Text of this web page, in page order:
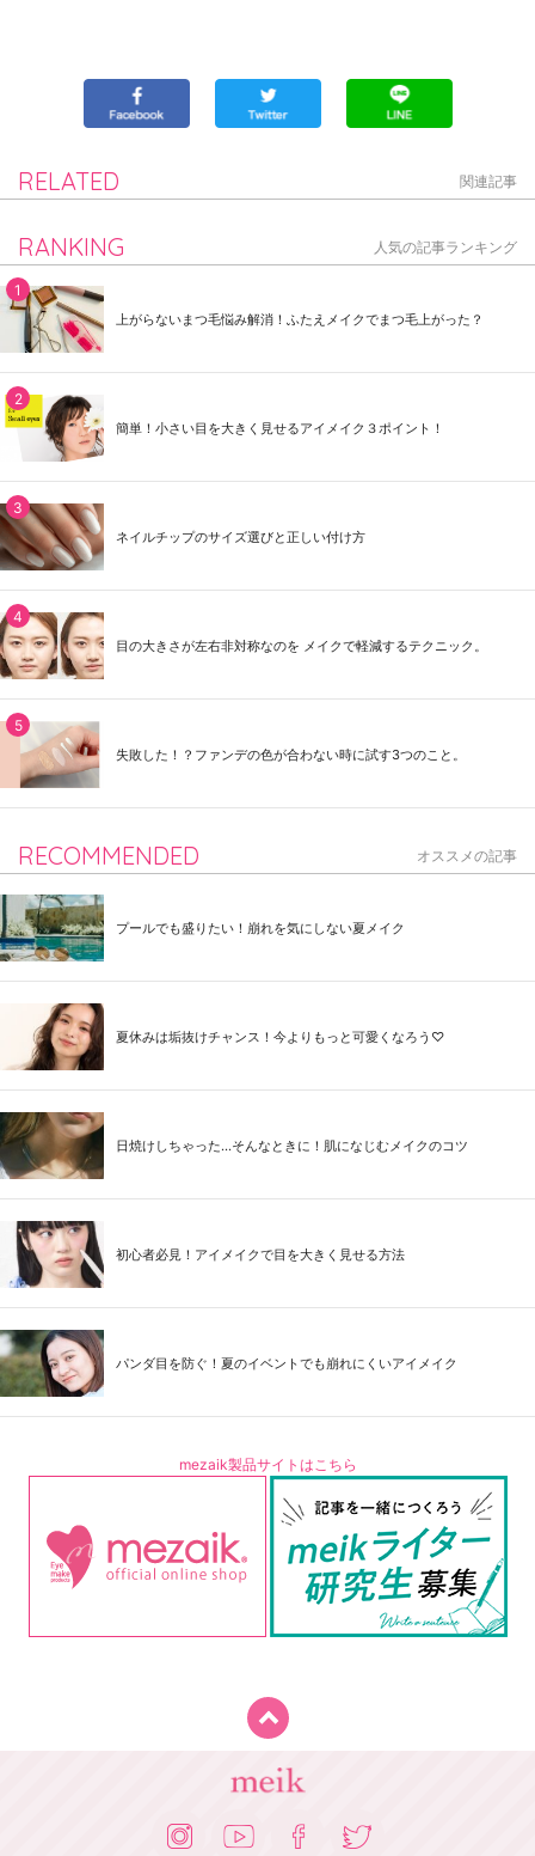
RELATED 関連記事
RANKING 人気の記事ランキング
上がらないまつ毛悩み解消！ふたえメイクでまつ毛上がった？
簡単！小さい目を大きく見せるアイメイク３ポイント！
ネイルチップのサイズ選びと正しい付け方
目の大きさが左右非対称なのを メイクで軽減するテクニック。
失敗した！？ファンデの色が合わない時に試す3つのこと。
RECOMMENDED オススメの記事
プールでも盛りたい！崩れを気にしない夏メイク
夏休みは垢抜けチャンス！今よりもっと可愛くなろう♡
日焼けしちゃった...そんなときに！肌になじむメイクのコツ
初心者必見！アイメイクで目を大きく見せる方法
パンダ目を防ぐ！夏のイベントでも崩れにくいアイメイク
mezaik製品サイトはこちら